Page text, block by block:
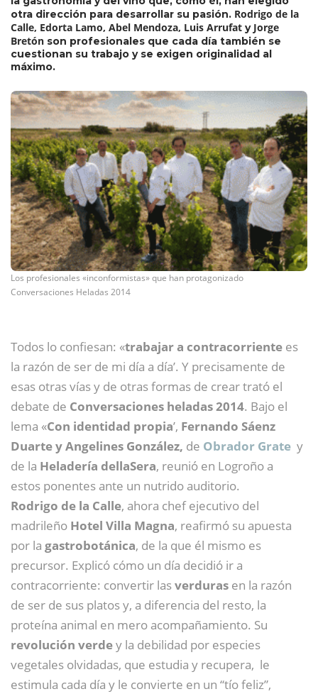
otra dirección para desarrollar su pasión. Rodrigo de la
Calle, Edorta Lamo, Abel Mendoza, Luis Arrufat y Jorge
Bretón son profesionales que cada día también se
cuestionan su trabajo y se exigen originalidad al
máximo.
Los profesionales «inconformistas» que han protagonizado
Conversaciones Heladas 2014
Todos lo confiesan: «trabajar a contracorriente es
la razón de ser de mi día a día’. Y precisamente de
esas otras vías y de otras formas de crear trató el
debate de Conversaciones heladas 2014. Bajo el
lema «Con identidad propia’, Fernando Sáenz
Duarte y Angelines González, de Obrador Grate y
de la Heladería dellaSera, reunió en Logroño a
estos ponentes ante un nutrido auditorio.
Rodrigo de la Calle, ahora chef ejecutivo del
madrileño Hotel Villa Magna, reafirmó su apuesta
por la gastrobotánica, de la que él mismo es
precursor. Explicó cómo un día decidió ir a
contracorriente: convertir lasverduras en la razón
de ser de sus platos y, a diferencia del resto, la
proteína animal en mero acompañamiento. Su
revolución verdey la debilidad por especies
vegetales olvidadas, que estudia y recupera, le
estimula cada día y le convierte en un “tío feliz”,